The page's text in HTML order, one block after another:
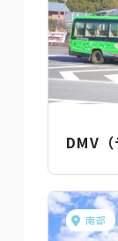
DMV
南部